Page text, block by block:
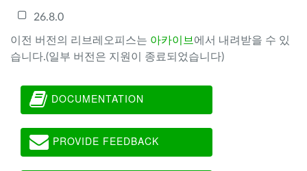
26.8.0
이전 버전의 리브레오피스는 아카이브 에서 내려받을 수 있
습니다.(일부 버전은 지원이 종료되었습니다)
DOCUMENTATION
PROVIDE FEEDBACK